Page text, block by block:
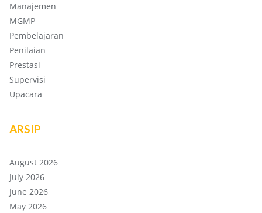
Manajemen
MGMP
Pembelajaran
Penilaian
Prestasi
Supervisi
Upacara
ARSIP
August 2026
July 2026
June 2026
May 2026